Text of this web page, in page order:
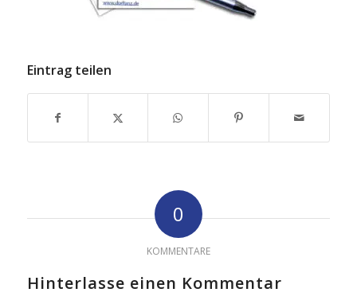
Eintrag teilen
0
KOMMENTARE
Hinterlasse einen Kommentar